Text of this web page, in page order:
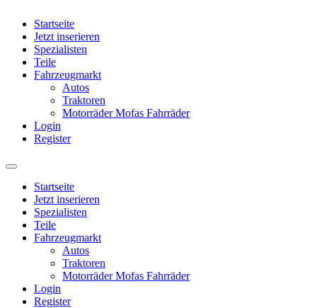
Startseite
Jetzt inserieren
Spezialisten
Teile
Fahrzeugmarkt
Autos
Traktoren
Motorräder Mofas Fahrräder
Login
Register
Startseite
Jetzt inserieren
Spezialisten
Teile
Fahrzeugmarkt
Autos
Traktoren
Motorräder Mofas Fahrräder
Login
Register